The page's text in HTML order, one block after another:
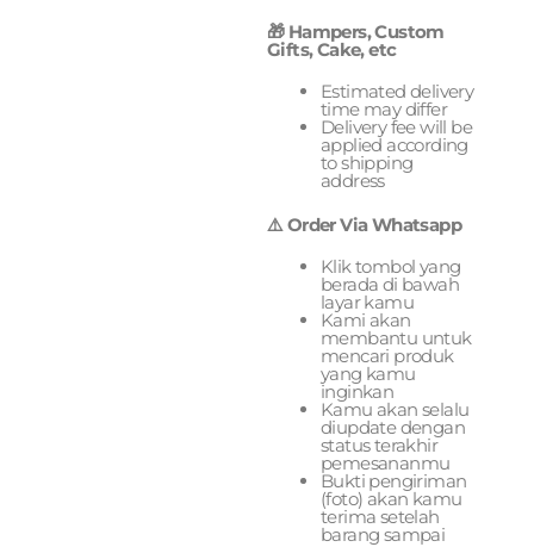
🎁 Hampers, Custom
Gifts, Cake, etc
Estimated delivery
time may differ
Delivery fee will be
applied according
to shipping
address
⚠️ Order Via Whatsapp
Klik tombol yang
berada di bawah
layar kamu
Kami akan
membantu untuk
mencari produk
yang kamu
inginkan
Kamu akan selalu
diupdate dengan
status terakhir
pemesananmu
Bukti pengiriman
(foto) akan kamu
terima setelah
barang sampai